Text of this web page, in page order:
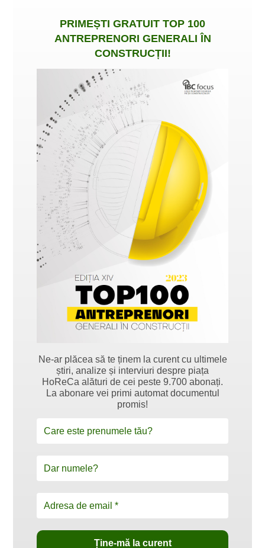
PRIMEȘTI GRATUIT TOP 100
ANTREPRENORI GENERALI ÎN
CONSTRUCȚII!
Ne-ar plăcea să te ținem la curent cu ultimele
știri, analize și interviuri despre piața
HoReCa alături de cei peste 9.700 abonați.
La abonare vei primi automat documentul
promis!